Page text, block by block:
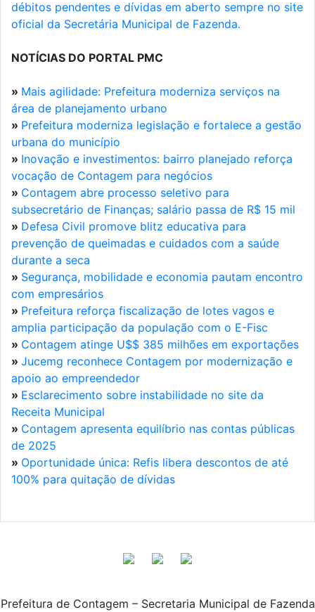
débitos pendentes e dívidas em aberto sempre no site
oficial da Secretária Municipal de Fazenda.
NOTÍCIAS DO PORTAL PMC
» Mais agilidade: Prefeitura moderniza serviços na
área de planejamento urbano
» Prefeitura moderniza legislação e fortalece a gestão
urbana do município
» Inovação e investimentos: bairro planejado reforça
vocação de Contagem para negócios
» Contagem abre processo seletivo para
subsecretário de Finanças; salário passa de R$ 15 mil
» Defesa Civil promove blitz educativa para
prevenção de queimadas e cuidados com a saúde
durante a seca
» Segurança, mobilidade e economia pautam encontro
com empresários
» Prefeitura reforça fiscalização de lotes vagos e
amplia participação da população com o E-Fisc
» Contagem atinge U$$ 385 milhões em exportações
» Jucemg reconhece Contagem por modernização e
apoio ao empreendedor
» Esclarecimento sobre instabilidade no site da
Receita Municipal
» Contagem apresenta equilíbrio nas contas públicas
de 2025
» Oportunidade única: Refis libera descontos de até
100% para quitação de dívidas
Prefeitura de Contagem – Secretaria Municipal de Fazenda